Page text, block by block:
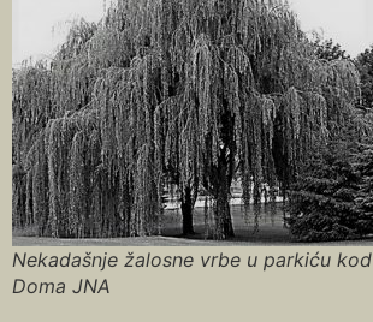
Nekadašnje žalosne vrbe u parkiću kod
Doma JNA